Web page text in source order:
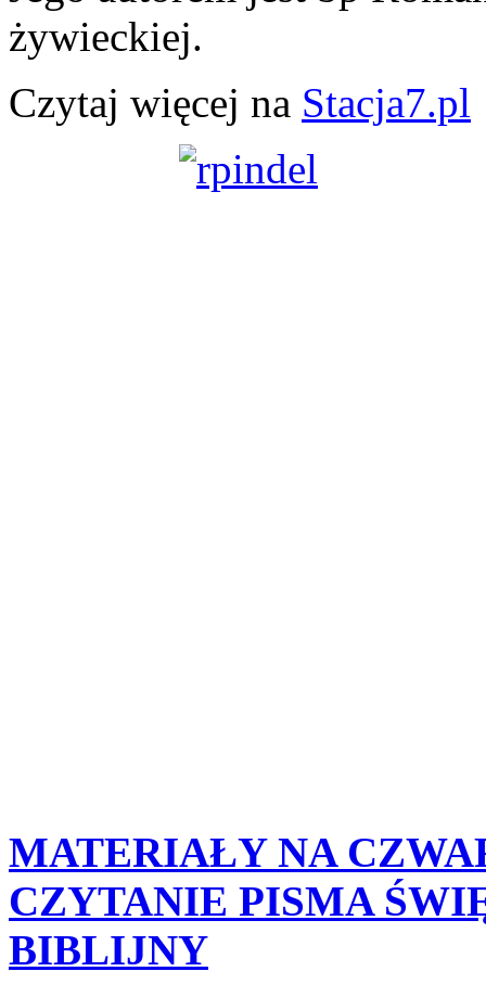
żywieckiej.
Czytaj więcej na Stacja7.pl
MATERIAŁY NA
CZYTANIE PISMA
BIBLIJNY